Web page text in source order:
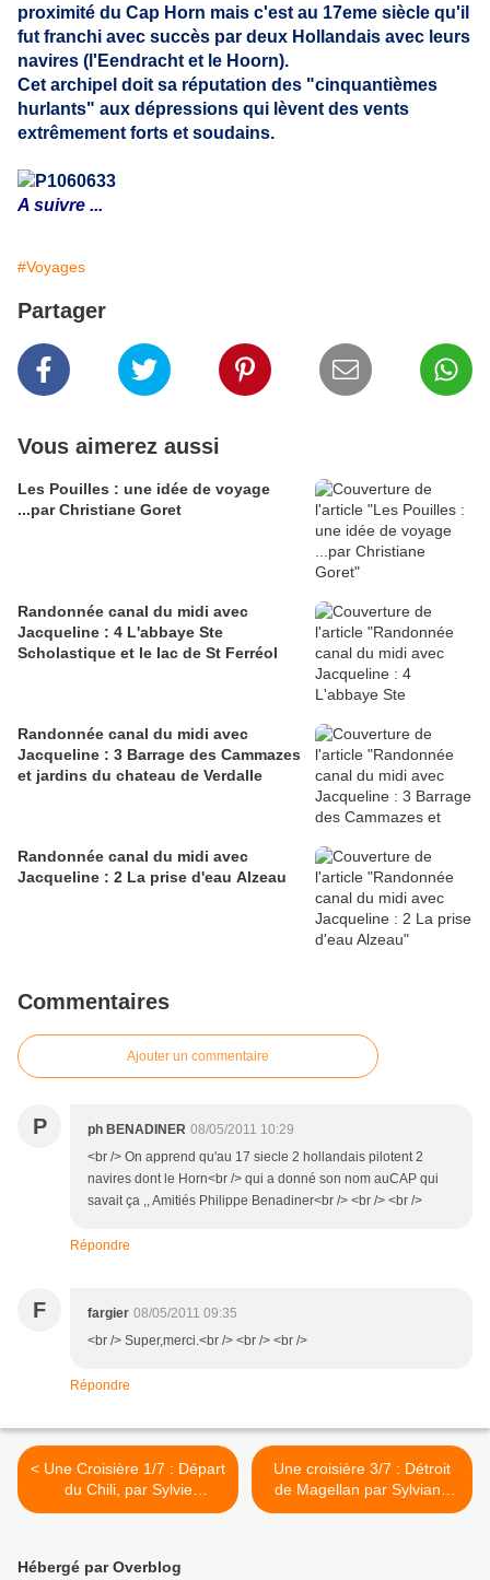
proximité du Cap Horn mais c'est au 17eme siècle qu'il
fut franchi avec succès par deux Hollandais avec leurs
navires (l'Eendracht et le Hoorn).
Cet archipel doit sa réputation des "cinquantièmes
hurlants" aux dépressions qui lèvent des vents
extrêmement forts et soudains.
A suivre ...
#Voyages
Partager
Vous aimerez aussi
Les Pouilles : une idée de voyage
...par Christiane Goret
Randonnée canal du midi avec
Jacqueline : 4 L'abbaye Ste
Scholastique et le lac de St Ferréol
Randonnée canal du midi avec
Jacqueline : 3 Barrage des Cammazes
et jardins du chateau de Verdalle
Randonnée canal du midi avec
Jacqueline : 2 La prise d'eau Alzeau
Commentaires
Ajouter un commentaire
P ph BENADINER 08/05/2011 10:29
<br /> On apprend qu'au 17 siecle 2 hollandais pilotent 2
navires dont le Horn<br /> qui a donné son nom auCAP qui
savait ça ,, Amitiés Philippe Benadiner<br /> <br /> <br />
Répondre
F fargier 08/05/2011 09:35
<br /> Super,merci.<br /> <br /> <br />
Répondre
< Une Croisière 1/7 : Départ
du Chili, par Sylvie
Costenberg
Une croisière 3/7 : Détroit
de Magellan par Sylviane
Costenberg >
Hébergé par Overblog